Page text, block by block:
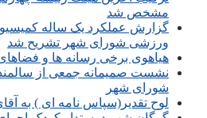
مشخص شد
گزارش عملکرد یک ساله
ورزشی شورای شهر تشریح شد
هیاهوی برخی رسانه ها و
نشست صمیمانه جمعی از
شورای شهر
لوح تقدیر(سپاس نامه ای ) به